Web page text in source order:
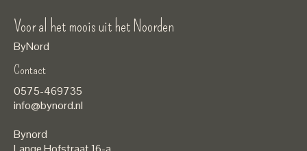
Voor al het moois uit het Noorden
ByNord
Contact
0575-469735
info@bynord.nl
Bynord